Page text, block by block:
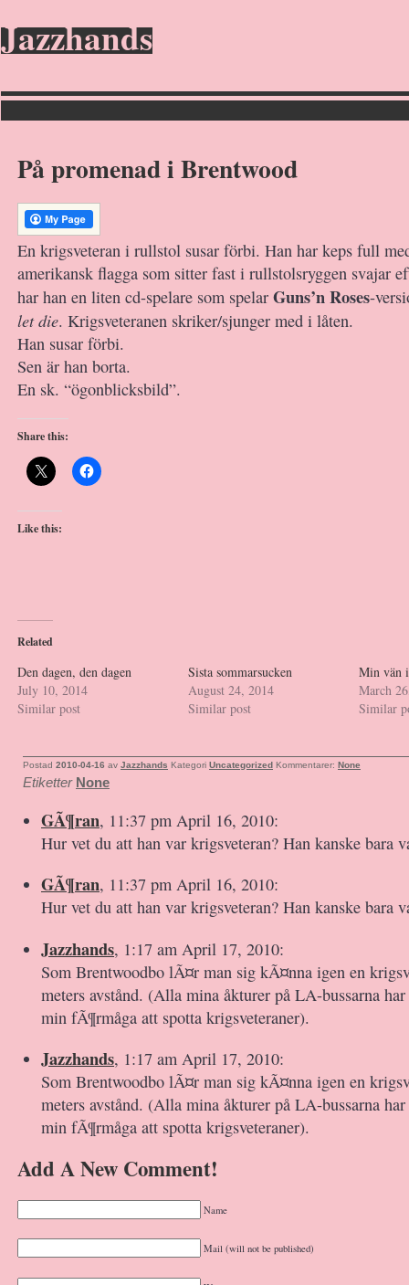
Jazzhands
På promenad i Brentwood
En krigsveteran i rullstol susar förbi. Han har keps full
amerikansk flagga som sitter fast i rullstolsryggen svajar
har han en liten cd-spelare som spelar Guns’n Roses-
let die. Krigsveteranen skriker/sjunger med i låten.
Han susar förbi.
Sen är han borta.
En sk. “ögonblicksbild”.
Share this:
Like this:
Related
Den dagen, den dagen
July 10, 2014
Similar post
Sista sommarsucken
August 24, 2014
Similar post
Min vän
March
Similar
Postad 2010-04-16 av Jazzhands Kategori Uncategorized Kommentarer: None
Etiketter None
GÃ¶ran, 11:37 pm April 16, 2010:
Hur vet du att han var krigsveteran? Han kanske bara
GÃ¶ran, 11:37 pm April 16, 2010:
Hur vet du att han var krigsveteran? Han kanske bara
Jazzhands, 1:17 am April 17, 2010:
Som Brentwoodbo lÃ¤r man sig kÃ¤nna igen en
meters avstånd. (Alla mina åkturer på LA-bussarna
min fÃ¶rmåga att spotta krigsveteraner).
Jazzhands, 1:17 am April 17, 2010:
Som Brentwoodbo lÃ¤r man sig kÃ¤nna igen en
meters avstånd. (Alla mina åkturer på LA-bussarna
min fÃ¶rmåga att spotta krigsveteraner).
Add A New Comment!
Name
Mail (will not be published)